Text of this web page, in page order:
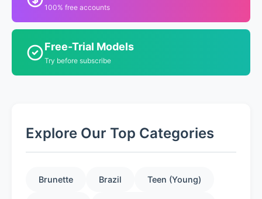
100% free accounts
Free-Trial Models
Try before subscribe
Explore Our Top Categories
Brunette Brazil Teen (Young)